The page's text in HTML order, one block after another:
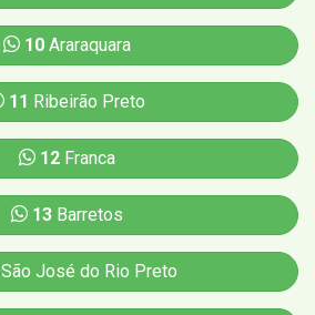
10Araraquara
11 Ribeirão Preto
12Franca
13Barretos
São José do Rio Preto